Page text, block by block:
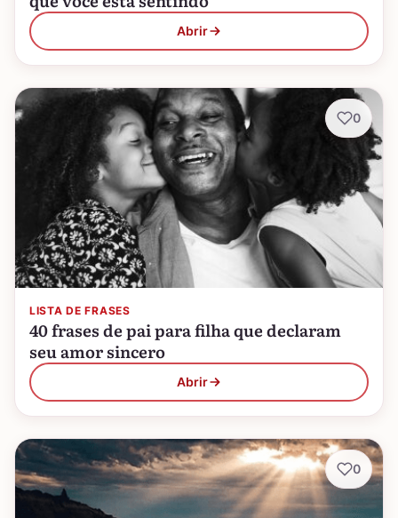
Abrir
LISTA DE FRASES
40 frases de pai para filha que declaram
seu amor sincero
Abrir
0
0